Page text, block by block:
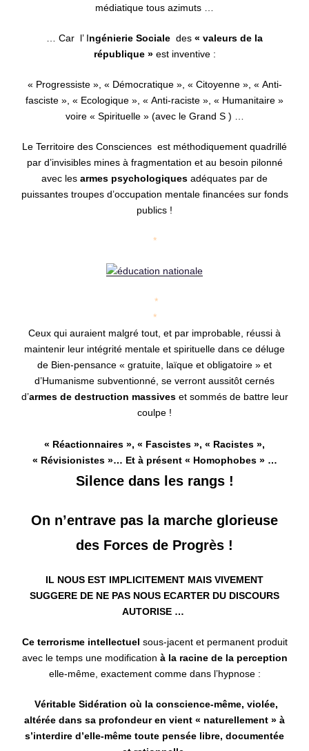
médiatique tous azimuts …
… Car l’ Ingénierie Sociale des « valeurs de la
république »est inventive :
« Progressiste », « Démocratique », « Citoyenne », « Anti-
fasciste », « Ecologique », « Anti-raciste », « Humanitaire »
voire « Spirituelle » (avec le Grand S ) …
Le Territoire des Consciences est méthodiquement quadrillé
par d’invisibles mines à fragmentation et au besoin pilonné
avec les armes psychologiques adéquates par de
puissantes troupes d’occupation mentale financées sur fonds
publics !
*
*
*
Ceux qui auraient malgré tout, et par improbable, réussi à
maintenir leur intégrité mentale et spirituelle dans ce déluge
de Bien-pensance « gratuite, laïque et obligatoire » et
d’Humanisme subventionné, se verront aussitôt cernés
d’armes de destruction massiveset sommés de battre leur
coulpe !
« Réactionnaires », « Fascistes », « Racistes »,
« Révisionistes »… Et à présent « Homophobes » …
Silence dans les rangs !
On n’entrave pas la marche glorieuse
des Forces de Progrès !
IL NOUS EST IMPLICITEMENT MAIS VIVEMENT
SUGGERE DE NE PAS NOUS ECARTER DU DISCOURS
AUTORISE …
Ce terrorisme intellectuel sous-jacent et permanent produit
avec le temps une modification à la racine de la perception
elle-même, exactement comme dans l’hypnose :
Véritable Sidération où la conscience-même, violée,
altérée dans sa profondeur en vient « naturellement » à
s’interdire d’elle-même toute pensée libre, documentée